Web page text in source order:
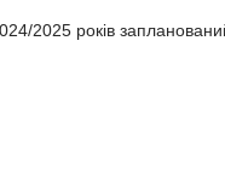
2025 років